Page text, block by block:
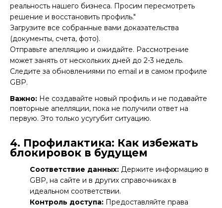
реальность нашего бизнеса. Просим пересмотреть
решение и восстановить профиль."
Загрузите все собранные вами доказательства
(документы, счета, фото).
Отправьте апелляцию и ожидайте. Рассмотрение
может занять от нескольких дней до 2-3 недель.
Следите за обновлениями по email и в самом профиле
GBP.
Важно: Не создавайте новый профиль и не подавайте
повторные апелляции, пока не получили ответ на
первую. Это только усугубит ситуацию.
4. Профилактика: Как избежать
блокировок в будущем
Соответствие данных: Держите информацию в
GBP, на сайте и в других справочниках в
идеальном соответствии.
Контроль доступа: Предоставляйте права